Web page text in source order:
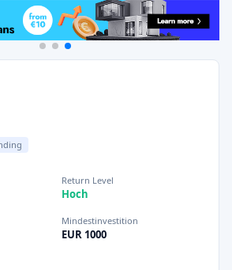
Return Level
Hoch
Mindestinvestition
EUR 1000